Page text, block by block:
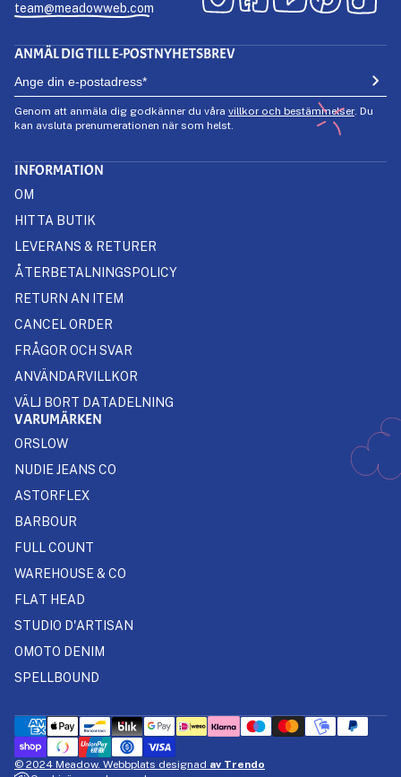
team@meadowweb.com
ANMÄL DIG TILL E-POSTNYHETSBREV
Genom att anmäla dig godkänner du våra villkor och bestämmelser. Du
kan avsluta prenumerationen när som helst.
INFORMATION
OM
HITTA BUTIK
LEVERANS & RETURER
ÅTERBETALNINGSPOLICY
RETURN AN ITEM
CANCEL ORDER
FRÅGOR OCH SVAR
ANVÄNDARVILLKOR
VÄLJ BORT DATADELNING
VARUMÄRKEN
ORSLOW
NUDIE JEANS CO
ASTORFLEX
BARBOUR
FULL COUNT
WAREHOUSE & CO
FLAT HEAD
STUDIO D'ARTISAN
OMOTO DENIM
SPELLBOUND
© 2024 Meadow. Webbplats designad av Trendo